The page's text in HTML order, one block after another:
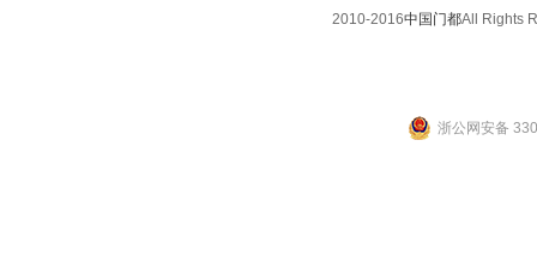
2010-2016中国门都All Rights
浙公网安备